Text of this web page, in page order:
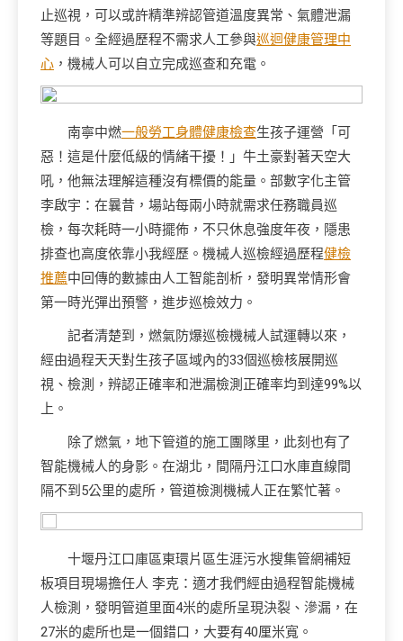
止巡視，可以或許精準辨認管道溫度異常、氣體泄漏
等題目。全經過歷程不需求人工參與巡迴健康管理中
心 ，機械人可以自立完成巡查和充電。
南寧中燃一般勞工身體健康檢查生孩子運營「可
惡！這是什麼低級的情緒干擾！」牛土豪對著天空大
吼，他無法理解這種沒有標價的能量。部數字化主管
李啟宇：在曩昔，場站每兩小時就需求任務職員巡
檢，每次耗時一小時擺佈，不只休息強度年夜，隱患
排查也高度依靠小我經歷。機械人巡檢經過歷程健檢
推薦中回傳的數據由人工智能剖析，發明異常情形會
第一時光彈出預警，進步巡檢效力。
記者清楚到，燃氣防爆巡檢機械人試運轉以來，
經由過程天天對生孩子區域內的33個巡檢核展開巡
視、檢測，辨認正確率和泄漏檢測正確率均到達99%以
上。
除了燃氣，地下管道的施工團隊里，此刻也有了
智能機械人的身影。在湖北，間隔丹江口水庫直線間
隔不到5公里的處所，管道檢測機械人正在繁忙著。
十堰丹江口庫區東環片區生涯污水搜集管網補短
板項目現場擔任人 李克：適才我們經由過程智能機械
人檢測，發明管道里面4米的處所呈現決裂、滲漏，在
27米的處所也是一個錯口，大要有40厘米寬。